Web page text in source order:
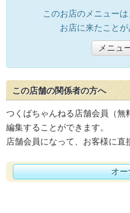
このお店のメニューは
お店に来たことが
メニュ
この店舗の関係者の方へ
つくばちゃんねる店舗会員（無
編集することができます。
店舗会員になって、お客様に直
オー